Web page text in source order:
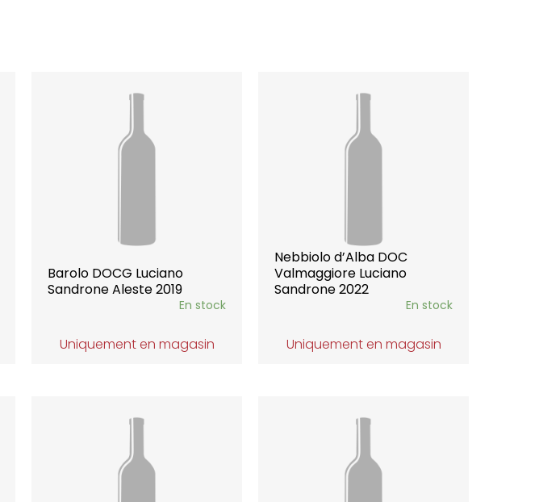
Barolo DOCG Luciano
Sandrone Aleste 2019
En stock
Uniquement en magasin
Nebbiolo d’Alba DOC
Valmaggiore Luciano
Sandrone 2022
En stock
Uniquement en magasin